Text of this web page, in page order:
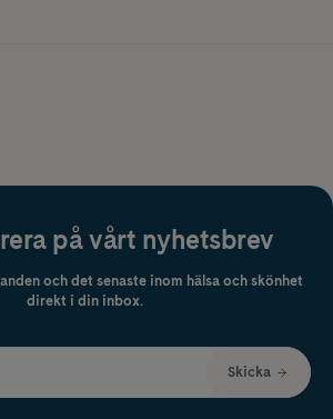
på vårt nyhetsbrev
och det senaste inom hälsa och skönhet
direkt i din inbox.
Skicka